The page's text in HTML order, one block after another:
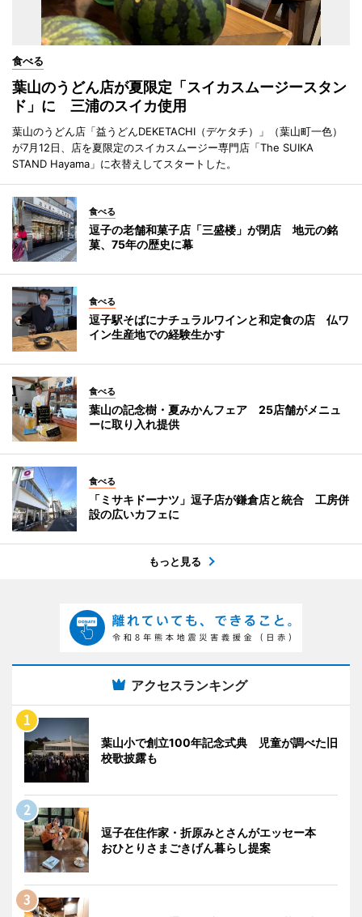
食べる
葉山のうどん店が夏限定「スイカスムージースタン
ド」に 三浦のスイカ使用
葉山のうどん店「益うどんDEKETACHI（デケタチ）」（葉山町一色）
が7月12日、店を夏限定のスイカスムージー専門店「The SUIKA
STAND Hayama」に衣替えしてスタートした。
食べる
逗子の老舗和菓子店「三盛楼」が閉店 地元の銘
菓、75年の歴史に幕
食べる
逗子駅そばにナチュラルワインと和定食の店 仏ワ
イン生産地での経験生かす
食べる
葉山の記念樹・夏みかんフェア 25店舗がメニュ
ーに取り入れ提供
食べる
「ミサキドーナツ」逗子店が鎌倉店と統合 工房併
設の広いカフェに
もっと見る
アクセスランキング
葉山小で創立100年記念式典 児童が調べた旧
校歌披露も
逗子在住作家・折原みとさんがエッセー本
おひとりさまごきげん暮らし提案